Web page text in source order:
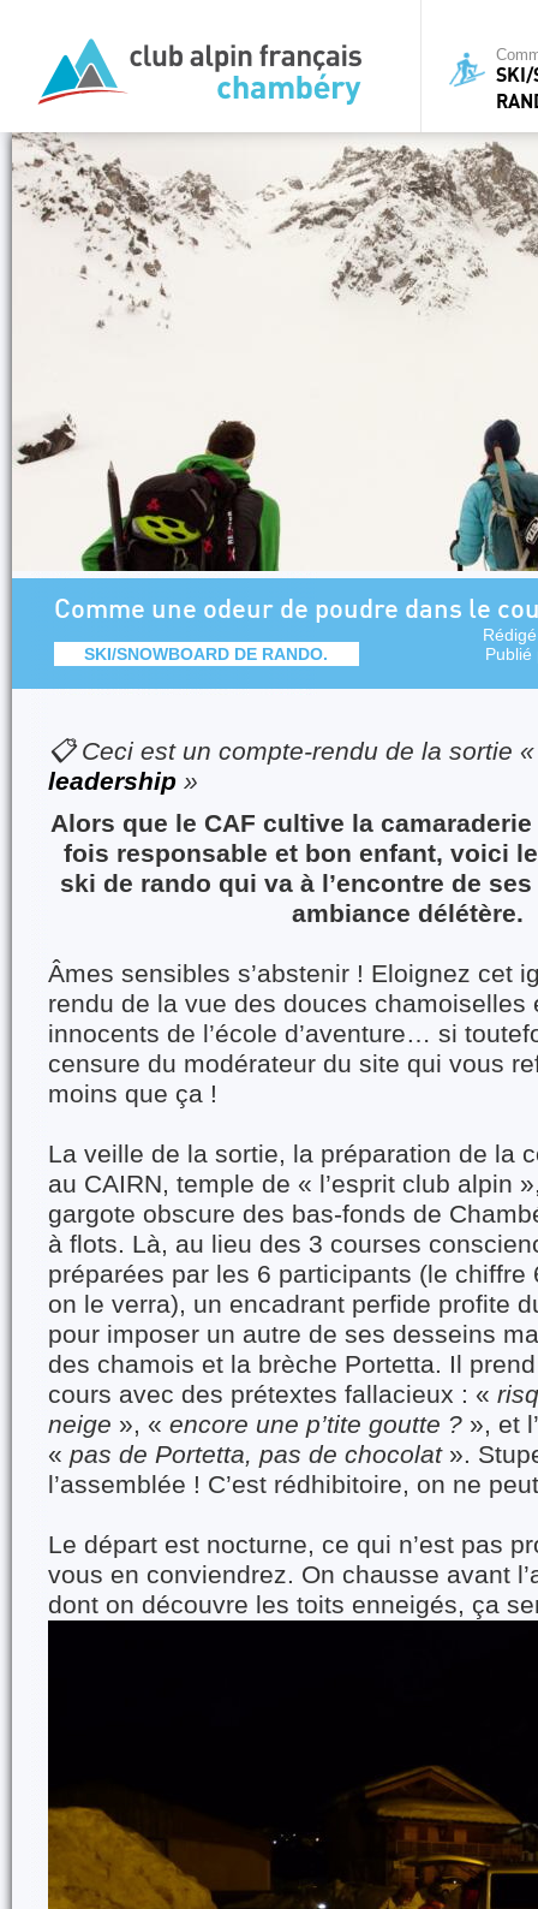
SKI/
Comme une odeur de poudre dans le
SKI/SNOWBOARD DE RANDO.
📋 Ceci est un compte-rendu de la sortie
leadership »
Alors que le CAF cultive la
fois responsable et bon enfant, voici
ski de rando qui va à l’encontre de
ambiance délétère.
Âmes sensibles s’abstenir ! Eloignez cet
rendu de la vue des douces chamoiselles
innocents de l’école d’aventure… si
censure du modérateur du site qui vous
moins que ça !
La veille de la sortie, la préparation de la
au CAIRN, temple de « l’esprit club alpin
gargote obscure des bas-fonds de
à flots. Là, au lieu des 3 courses
préparées par les 6 participants (le chiffre
on le verra), un encadrant perfide profite
pour imposer un autre de ses desseins
des chamois et la brèche Portetta. Il
cours avec des prétextes fallacieux : «
neige », « encore une p’tite goutte ? », et
« pas de Portetta, pas de chocolat».
l’assemblée ! C’est rédhibitoire, on ne
Le départ est nocturne, ce qui n’est pas
vous en conviendrez. On chausse avant
dont on découvre les toits enneigés, ça